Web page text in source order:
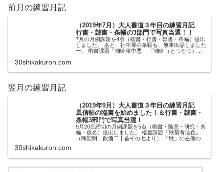
前月の練習月記
（2019年7月）大人書道３年目の練習月記
行書・隷書・条幅の3部門で写真当選！！
7月の月例課題を4点（楷書・行書・隷書・条幅）提出
しました。 あと、社中展の条幅も、無事出品しました
ー。 楷書課題「咄咄俗中悪」 「咄咄（とつとつ）
30shikakuron.com
翌月の練習月記
（2019年9月）大人書道３年目の練習月記
風信帖の臨書を始めました！＆行書・隷書・
条幅3部門で写真当選！
9月20日締切の月例課題を5点（楷書・随意・研究・条
幅・仮名）提出しました。 楷書課題「秋菊有佳色」
（陶淵明 飲酒二十首その七より） 「秋」の左側のの
30shikakuron.com